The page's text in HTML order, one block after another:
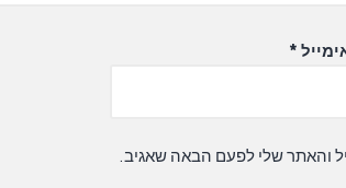
*
והאתר שלי לפעם הבאה שאגיב.